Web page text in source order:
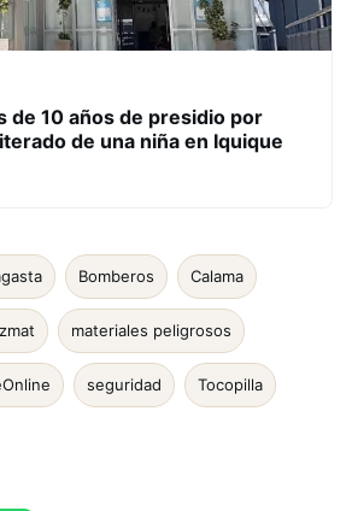
de 10 años de presidio por
de una niña en Iquique
Bomberos Calama
materiales peligrosos
seguridad Tocopilla